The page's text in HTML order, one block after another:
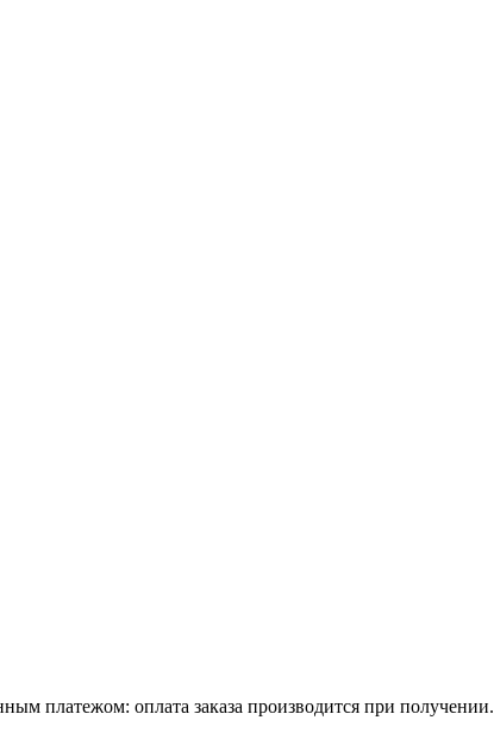
платежом: оплата заказа производится при получении.